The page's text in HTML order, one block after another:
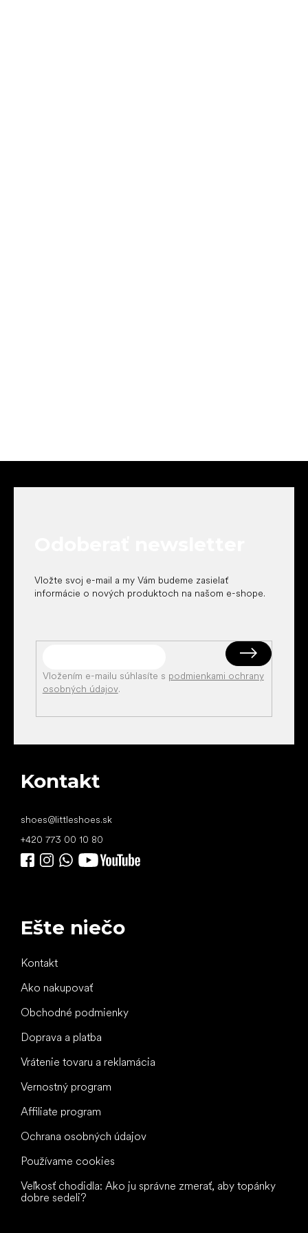
Vložte svoj e-mail a my Vám budeme zasielať
informácie o nových produktoch na našom e-shope.
Vložením e-mailu súhlasíte s podmienkami ochrany
osobných údajov.
Kontakt
shoes@littleshoes.sk
+420 773 00 10 80
Ešte niečo
Kontakt
Ako nakupovať
Obchodné podmienky
Doprava a platba
Vrátenie tovaru a reklamácia
Vernostný program
Affiliate program
Ochrana osobných údajov
Používame cookies
Veľkosť chodidla: Ako ju správne zmerať, aby topánky
dobre sedeli?